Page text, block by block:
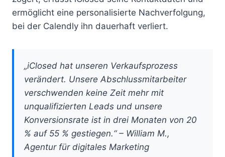
ermöglicht eine personalisierte Nachverfolgung,
bei der Calendly ihn dauerhaft verliert.
„iClosed hat unseren Verkaufsprozess
verändert. Unsere Abschlussmitarbeiter
verschwenden keine Zeit mehr mit
unqualifizierten Leads und unsere
Konversionsrate ist in drei Monaten von 20
% auf 55 % gestiegen.“ – William M.,
Agentur für digitales Marketing